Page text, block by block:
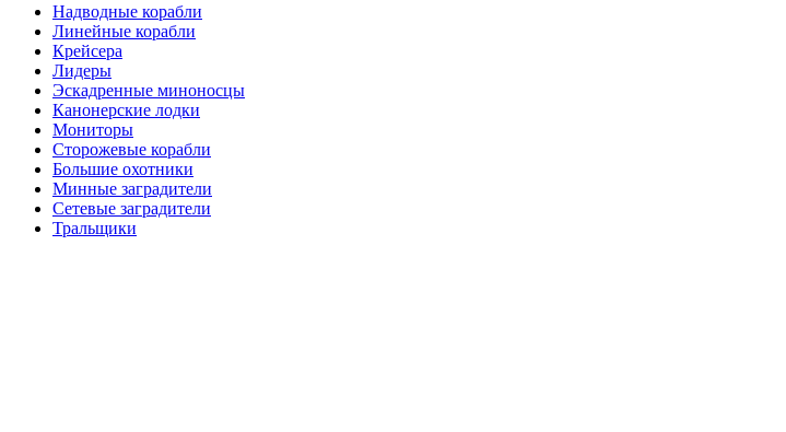
Надводные корабли
Линейные корабли
Крейсера
Лидеры
Эскадренные миноносцы
Канонерские лодки
Мониторы
Сторожевые корабли
Большие охотники
Минные заградители
Сетевые заградители
Тральщики